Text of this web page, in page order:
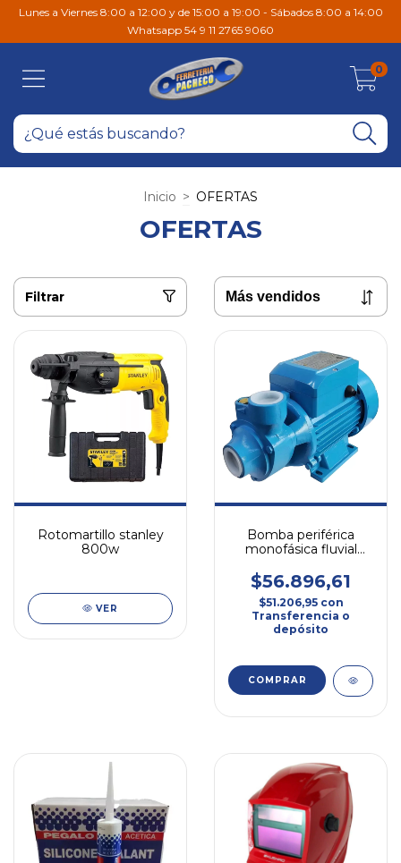
Lunes a Viernes 8:00 a 12:00 y de 15:00 a 19:00 - Sábados 8:00 a 14:00
Whatsapp 54 9 11 2765 9060
0
Inicio > OFERTAS
OFERTAS
Filtrar
Rotomartillo stanley
800w
VER
Bomba periférica
monofásica fluvial
$56.896,61
$51.206,95 con
Transferencia o
depósito